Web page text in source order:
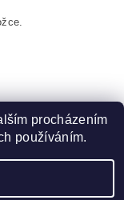
procházením
používáním.